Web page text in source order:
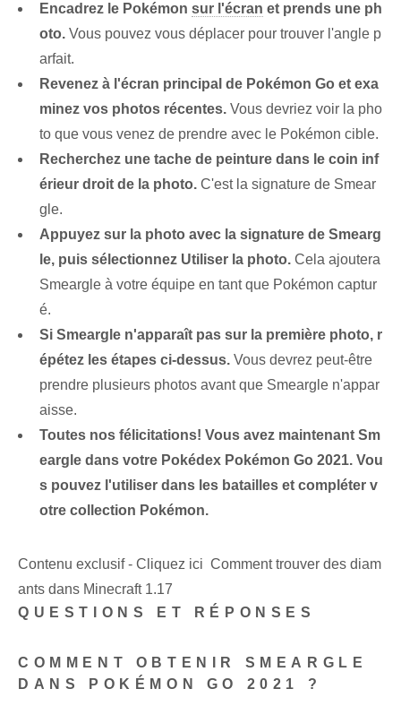
Encadrez⁤ le Pokémon sur l'écran et prends une ph
oto. Vous pouvez vous déplacer pour trouver⁢ l'angle p
arfait.
Revenez à l'écran principal de Pokémon Go et exa
minez vos photos récentes. Vous devriez voir la pho
to que vous venez de prendre avec le Pokémon cible.
Recherchez une tache de peinture dans le coin inf
érieur droit de la photo. C'est la signature de Smear
gle.
Appuyez sur la photo avec la signature de Smearg
le, puis sélectionnez Utiliser la photo. Cela ajoutera
Smeargle⁤ à votre équipe en tant que Pokémon captur
é.
Si Smeargle n'apparaît pas sur la première photo, r
épétez les étapes ci-dessus. Vous devrez peut-être
prendre plusieurs photos avant que Smeargle n'appar
aisse.
Toutes nos félicitations! Vous avez maintenant Sm
eargle dans votre Pokédex Pokémon Go 2021. Vou
s pouvez l'utiliser dans les batailles et compléter v
otre collection Pokémon.
Contenu exclusif - Cliquez ici Comment trouver des diam
ants dans Minecraft 1.17
QUESTIONS ET RÉPONSES
COMMENT OBTENIR SMEARGLE
DANS POKÉMON GO 2021 ?